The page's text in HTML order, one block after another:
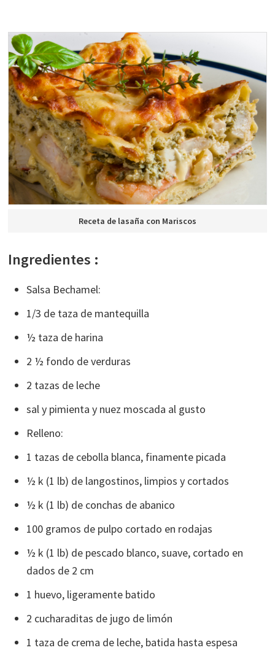
Receta de lasaña con Mariscos
Ingredientes :
Salsa Bechamel:
1/3 de taza de mantequilla
½ taza de harina
2 ½ fondo de verduras
2 tazas de leche
sal y pimienta y nuez moscada al gusto
Relleno:
1 tazas de cebolla blanca, finamente picada
½ k (1 lb) de langostinos, limpios y cortados
½ k (1 lb) de conchas de abanico
100 gramos de pulpo cortado en rodajas
½ k (1 lb) de pescado blanco, suave, cortado en
dados de 2 cm
1 huevo, ligeramente batido
2 cucharaditas de jugo de limón
1 taza de crema de leche, batida hasta espesa